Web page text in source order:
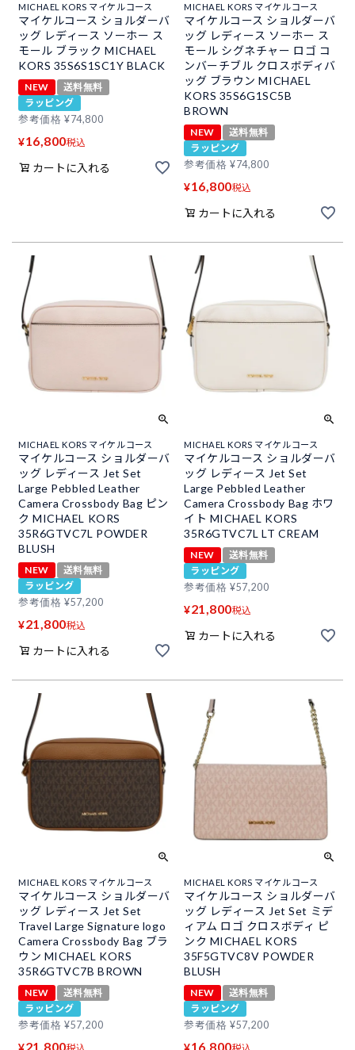
MICHAEL KORS マイケルコース
マイケルコース ショルダーバ
ッグ レディース ソーホー ス
モール ブラック MICHAEL
KORS 35S6S1SC1Y BLACK
NEW
送料無料
ラッピング
参考価格 ¥74,800
¥16,800税込
カートに入れる
MICHAEL KORS マイケルコース
マイケルコース ショルダーバ
ッグ レディース ソーホー ス
モール シグネチャー ロゴ コ
ンバーチブル クロスボディバ
ッグ ブラウン MICHAEL
KORS 35S6G1SC5B
BROWN
NEW
送料無料
ラッピング
参考価格 ¥74,800
¥16,800税込
カートに入れる
MICHAEL KORS マイケルコース
マイケルコース ショルダーバ
ッグ レディース Jet Set
Large Pebbled Leather
Camera Crossbody Bag ピン
ク MICHAEL KORS
35R6GTVC7L POWDER
BLUSH
NEW
送料無料
ラッピング
参考価格 ¥57,200
¥21,800税込
カートに入れる
MICHAEL KORS マイケルコース
マイケルコース ショルダーバ
ッグ レディース Jet Set
Large Pebbled Leather
Camera Crossbody Bag ホワ
イト MICHAEL KORS
35R6GTVC7L LT CREAM
NEW
送料無料
ラッピング
参考価格 ¥57,200
¥21,800税込
カートに入れる
MICHAEL KORS マイケルコース
マイケルコース ショルダーバ
ッグ レディース Jet Set
Travel Large Signature logo
Camera Crossbody Bag ブラ
ウン MICHAEL KORS
35R6GTVC7B BROWN
NEW
送料無料
ラッピング
参考価格 ¥57,200
¥21,800
MICHAEL KORS マイケルコース
マイケルコース ショルダーバ
ッグ レディース Jet Set ミデ
ィアム ロゴ クロスボディ ピ
ンク MICHAEL KORS
35F5GTVC8V POWDER
BLUSH
NEW
送料無料
ラッピング
参考価格 ¥57,200
¥16,800